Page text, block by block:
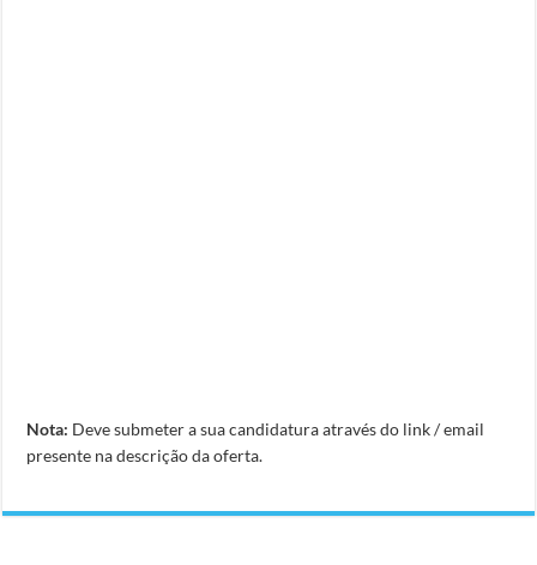
Nota: Deve submeter a sua candidatura através do link / email
presente na descrição da oferta.